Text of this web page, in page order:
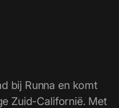
bij Runna en komt
Zuid-Californië. Met